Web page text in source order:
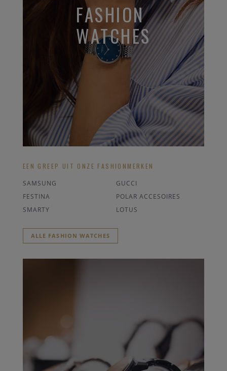
FASHION
WATCHES
EEN GREEP UIT ONZE FASHIONMERKEN
SAMSUNG
GUCCI
FESTINA
POLAR ACCESOIRES
SMARTY
LOTUS
ALLE FASHION WATCHES